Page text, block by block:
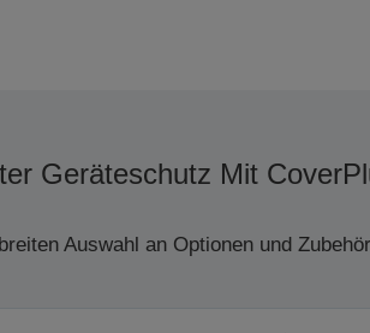
Geräteschutz Mit
Auswahl an Optionen und